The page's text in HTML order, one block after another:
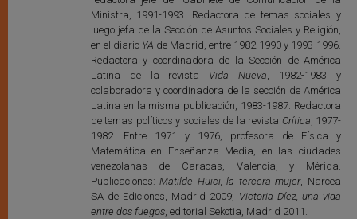
Ministra, 1991-1993. Redactora de temas sociales y
luego jefa de la Sección de Asuntos Sociales y Religión,
en el diario YA de Madrid, entre 1982-1990 y 1993-1996.
Redactora y coordinadora de la Sección de América
Latina de la revista Vida Nueva, 1982-1983 y
colaboradora y coordinadora de la sección de América
Latina en la misma publicación, 1983-1987. Redactora
de temas políticos y sociales de la revista Crítica, 1977-
1982. Entre 1971 y 1976, profesora de Física y
Matemática en Enseñanza Media, en las ciudades
venezolanas de Caracas, Valencia, y Mérida.
Publicaciones:Matilde Huici, la tercera mujer, Narcea
SA de Ediciones, Madrid 2009; Victoria Díez, una vida
entre dos fuegos, editorial Sekotia, Madrid 2011.